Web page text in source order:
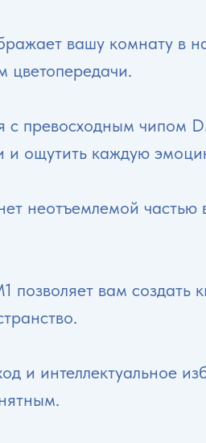
вашу комнату в
с превосходным чипом
и ощутить каждую
неотъемлемой частью
вам создать
и интеллектуальное